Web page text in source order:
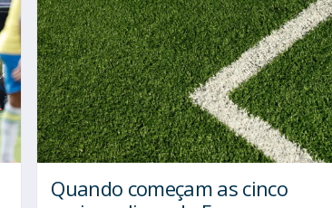
Quando começam as cinco